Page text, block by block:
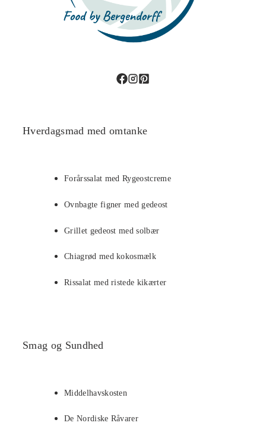
Hverdagsmad med omtanke
Forårssalat med Rygeostcreme
Ovnbagte figner med gedeost
Grillet gedeost med solbær
Chiagrød med kokosmælk
Rissalat med ristede kikærter
Smag og Sundhed
Middelhavskosten
De Nordiske Råvarer